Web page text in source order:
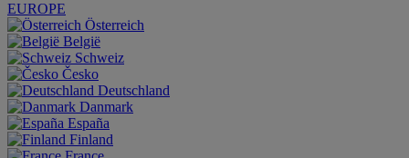
EUROPE
Österreich
België
Schweiz
Česko
Deutschland
Danmark
España
Finland